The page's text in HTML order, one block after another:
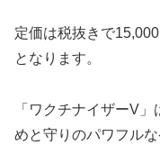
定価は税抜きで
となります。
「ワクチナイザーV
めと守りのパワフル